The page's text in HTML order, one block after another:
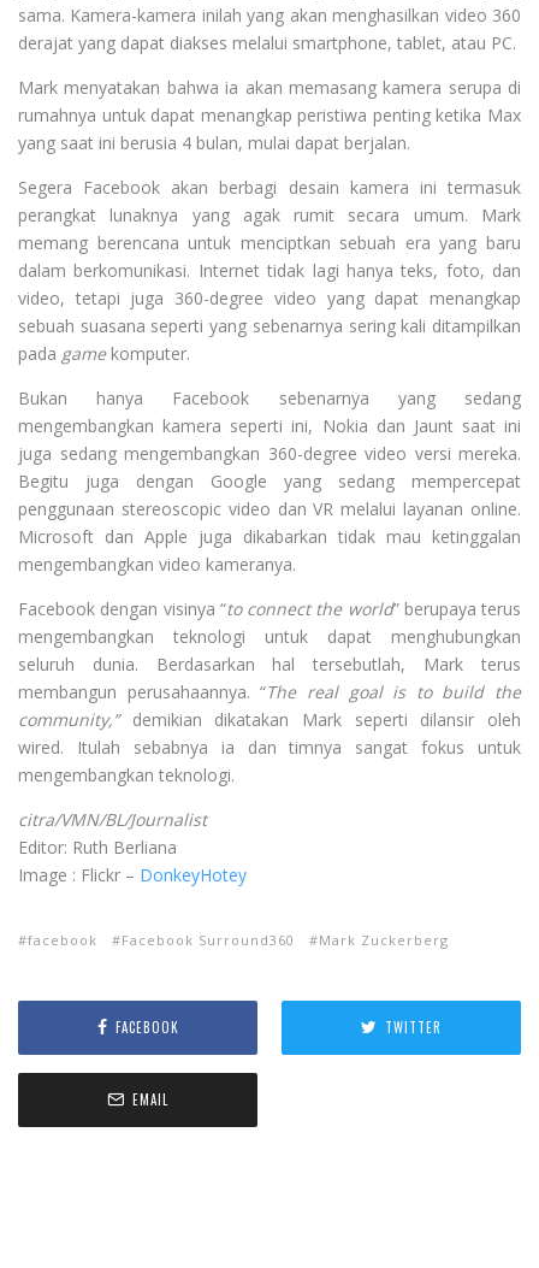
sama. Kamera-kamera inilah yang akan menghasilkan video 360
derajat yang dapat diakses melalui smartphone, tablet, atau PC.
Mark menyatakan bahwa ia akan memasang kamera serupa di
rumahnya untuk dapat menangkap peristiwa penting ketika Max
yang saat ini berusia 4 bulan, mulai dapat berjalan.
Segera Facebook akan berbagi desain kamera ini termasuk
perangkat lunaknya yang agak rumit secara umum. Mark
memang berencana untuk menciptkan sebuah era yang baru
dalam berkomunikasi. Internet tidak lagi hanya teks, foto, dan
video, tetapi juga 360-degree video yang dapat menangkap
sebuah suasana seperti yang sebenarnya sering kali ditampilkan
pada game komputer.
Bukan hanya Facebook sebenarnya yang sedang
mengembangkan kamera seperti ini, Nokia dan Jaunt saat ini
juga sedang mengembangkan 360-degree video versi mereka.
Begitu juga dengan Google yang sedang mempercepat
penggunaan stereoscopic video dan VR melalui layanan online.
Microsoft dan Apple juga dikabarkan tidak mau ketinggalan
mengembangkan video kameranya.
Facebook dengan visinya “to connect the world” berupaya terus
mengembangkan teknologi untuk dapat menghubungkan
seluruh dunia. Berdasarkan hal tersebutlah, Mark terus
membangun perusahaannya. “The real goal is to build the
community,” demikian dikatakan Mark seperti dilansir oleh
wired. Itulah sebabnya ia dan timnya sangat fokus untuk
mengembangkan teknologi.
citra/VMN/BL/Journalist
Editor: Ruth Berliana
Image : Flickr – DonkeyHotey
facebook Facebook Surround360 Mark Zuckerberg
FACEBOOK TWITTER
EMAIL